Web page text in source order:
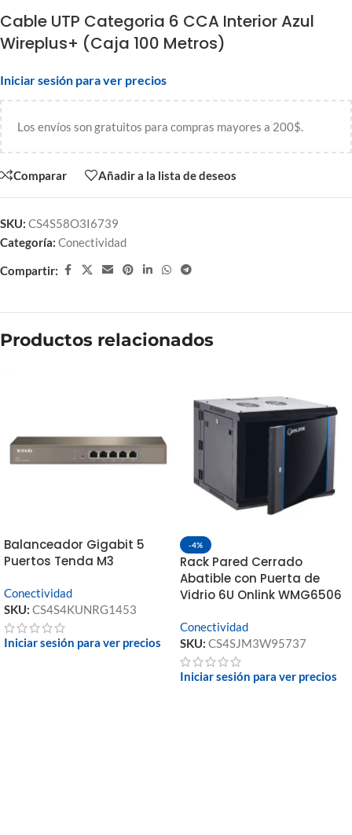
Cable UTP Categoria 6 CCA Interior Azul
Wireplus+ (Caja 100 Metros)
Iniciar sesión para ver precios
Los envíos son gratuitos para compras mayores a 200$.
Comparar Añadir a la lista de deseos
SKU: CS4S58O3I6739
Categoría: Conectividad
Compartir:
Productos relacionados
Balanceador Gigabit 5
Puertos Tenda M3
Conectividad
SKU: CS4S4KUNRG1453
Iniciar sesión para ver precios
-4%
Rack Pared Cerrado
Abatible con Puerta de
Vidrio 6U Onlink WMG6506
Conectividad
SKU: CS4SJM3W95737
Iniciar sesión para ver precios